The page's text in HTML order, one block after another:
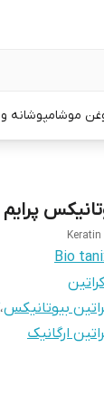
موشامپوشانه
پرایم
Bio
کراتین
بیوتانیکس،
ارگانیک